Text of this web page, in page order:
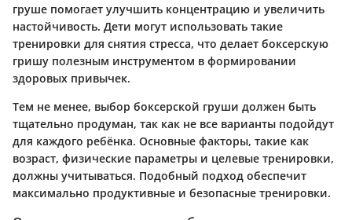
груше помогает улучшить концентрацию и увеличить
настойчивость. Дети могут использовать такие
тренировки для снятия стресса, что делает боксерскую
гришу полезным инструментом в формировании
здоровых привычек.
Тем не менее, выбор боксерской груши должен быть
тщательно продуман, так как не все варианты подойдут
для каждого ребёнка. Основные факторы, такие как
возраст, физические параметры и целевые тренировки,
должны учитываться. Подобный подход обеспечит
максимально продуктивные и безопасные тренировки.